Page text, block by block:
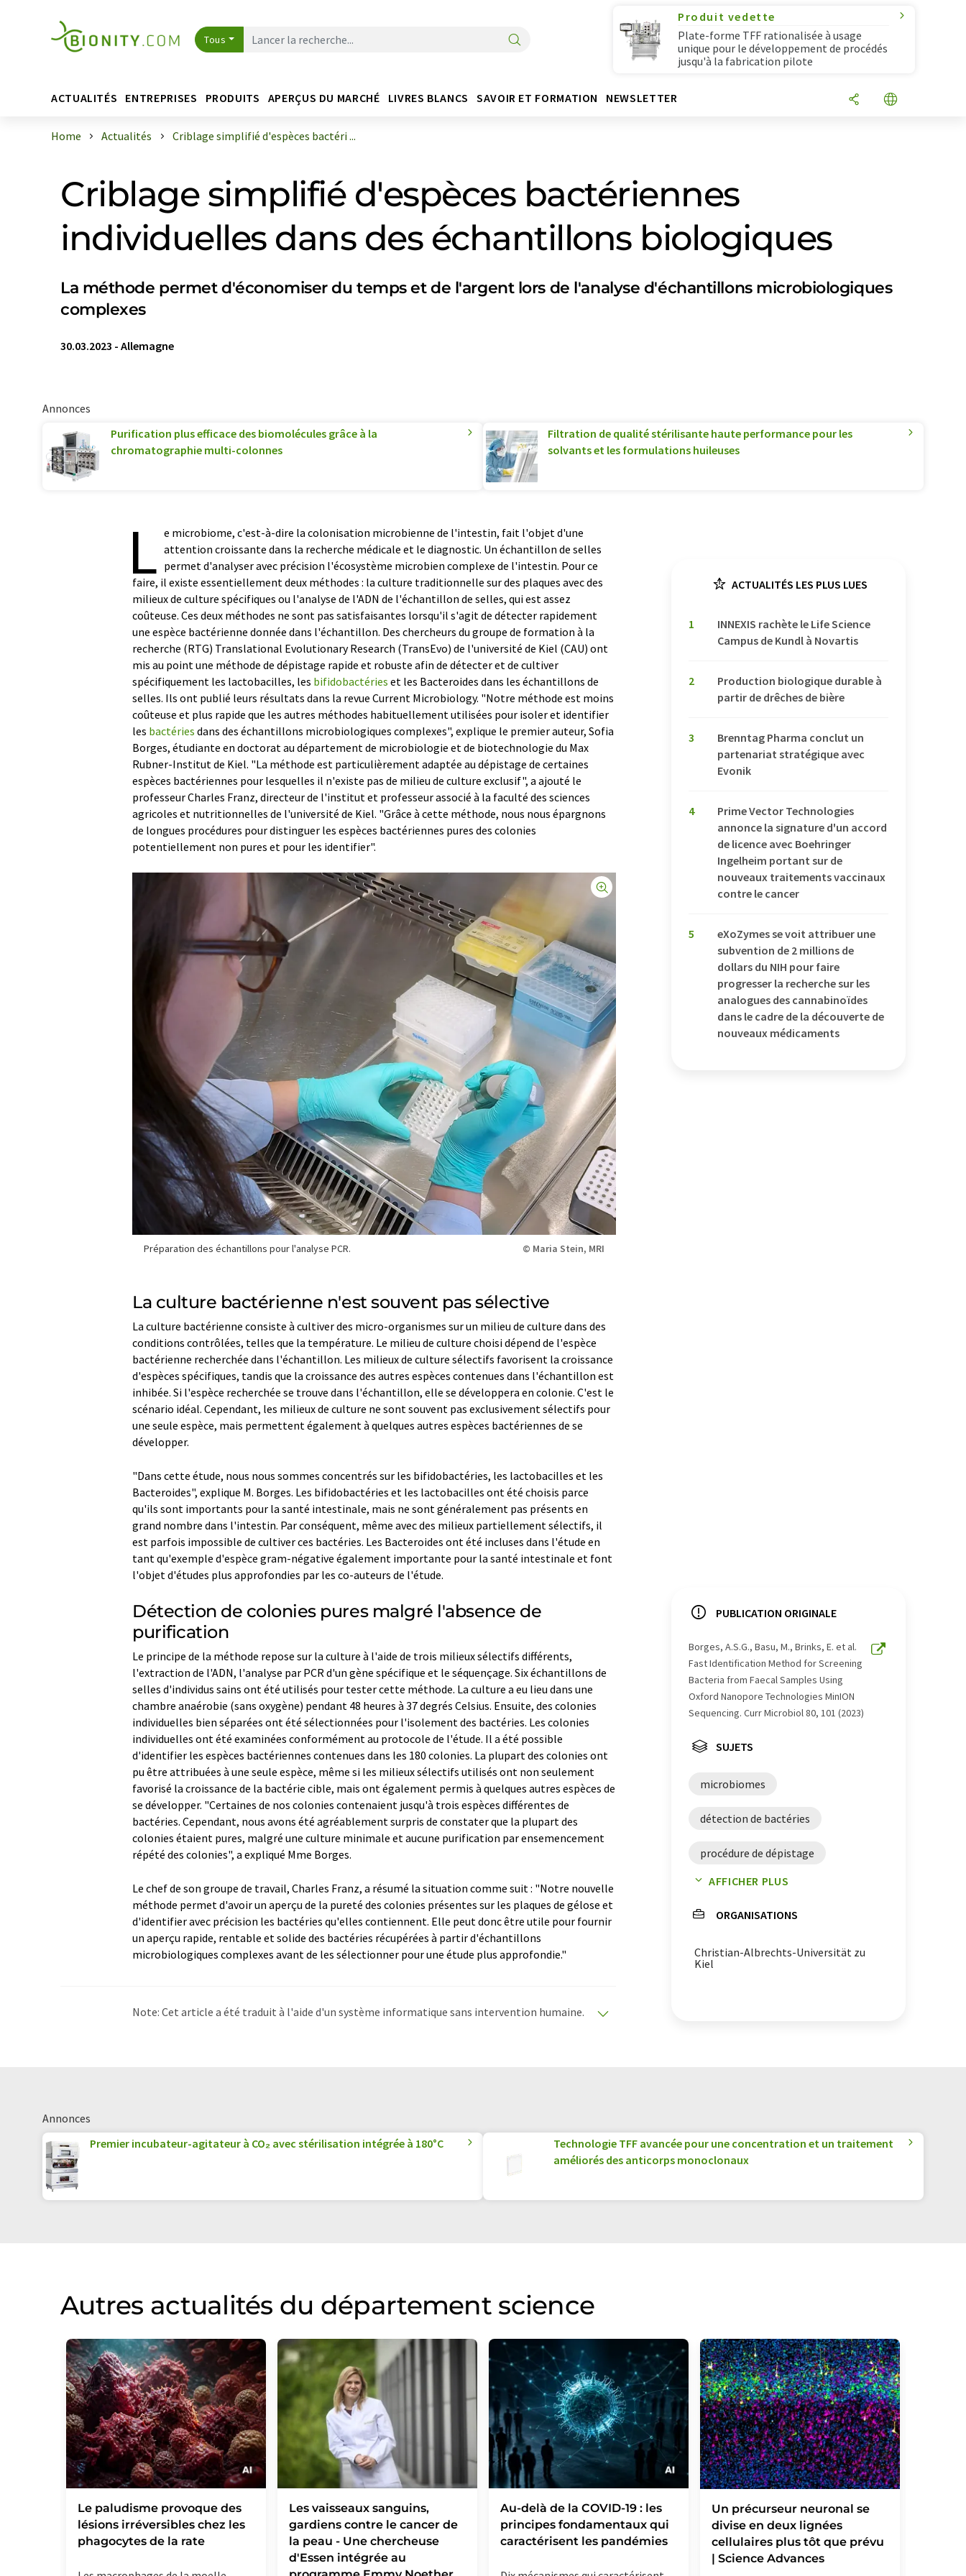
Tous
Produit vedette
Plate-forme TFF rationalisée à usage
unique pour le développement de procédés
jusqu'à la fabrication pilote
ACTUALITÉS ENTREPRISES PRODUITS APERÇUS DU MARCHÉ LIVRES BLANCS SAVOIR ET FORMATION NEWSLETTER
Home Actualités Criblage simplifié d'espèces bactéri ...
Criblage simplifié d'espèces bactériennes
individuelles dans des échantillons biologiques
La méthode permet d'économiser du temps et de l'argent lors de l'analyse d'échantillons microbiologiques
complexes
30.03.2023 - Allemagne
Annonces
Purification plus efficace des biomolécules grâce à la
chromatographie multi-colonnes
Filtration de qualité stérilisante haute performance pour les
solvants et les formulations huileuses
L e microbiome, c'est-à-dire la colonisation microbienne de l'intestin, fait l'objet d'une
attention croissante dans la recherche médicale et le diagnostic. Un échantillon de selles
permet d'analyser avec précision l'écosystème microbien complexe de l'intestin. Pour ce
faire, il existe essentiellement deux méthodes : la culture traditionnelle sur des plaques avec des
milieux de culture spécifiques ou l'analyse de l'ADN de l'échantillon de selles, qui est assez
coûteuse. Ces deux méthodes ne sont pas satisfaisantes lorsqu'il s'agit de détecter rapidement
une espèce bactérienne donnée dans l'échantillon. Des chercheurs du groupe de formation à la
recherche (RTG) Translational Evolutionary Research (TransEvo) de l'université de Kiel (CAU) ont
mis au point une méthode de dépistage rapide et robuste afin de détecter et de cultiver
spécifiquement les lactobacilles, les bifidobactéries et les Bacteroides dans les échantillons de
selles. Ils ont publié leurs résultats dans la revue Current Microbiology. "Notre méthode est moins
coûteuse et plus rapide que les autres méthodes habituellement utilisées pour isoler et identifier
les bactéries dans des échantillons microbiologiques complexes", explique le premier auteur, Sofia
Borges, étudiante en doctorat au département de microbiologie et de biotechnologie du Max
Rubner-Institut de Kiel. "La méthode est particulièrement adaptée au dépistage de certaines
espèces bactériennes pour lesquelles il n'existe pas de milieu de culture exclusif", a ajouté le
professeur Charles Franz, directeur de l'institut et professeur associé à la faculté des sciences
agricoles et nutritionnelles de l'université de Kiel. "Grâce à cette méthode, nous nous épargnons
de longues procédures pour distinguer les espèces bactériennes pures des colonies
potentiellement non pures et pour les identifier".
Préparation des échantillons pour l'analyse PCR. © Maria Stein, MRI
La culture bactérienne n'est souvent pas sélective
La culture bactérienne consiste à cultiver des micro-organismes sur un milieu de culture dans des
conditions contrôlées, telles que la température. Le milieu de culture choisi dépend de l'espèce
bactérienne recherchée dans l'échantillon. Les milieux de culture sélectifs favorisent la croissance
d'espèces spécifiques, tandis que la croissance des autres espèces contenues dans l'échantillon est
inhibée. Si l'espèce recherchée se trouve dans l'échantillon, elle se développera en colonie. C'est le
scénario idéal. Cependant, les milieux de culture ne sont souvent pas exclusivement sélectifs pour
une seule espèce, mais permettent également à quelques autres espèces bactériennes de se
développer.
"Dans cette étude, nous nous sommes concentrés sur les bifidobactéries, les lactobacilles et les
Bacteroides", explique M. Borges. Les bifidobactéries et les lactobacilles ont été choisis parce
qu'ils sont importants pour la santé intestinale, mais ne sont généralement pas présents en
grand nombre dans l'intestin. Par conséquent, même avec des milieux partiellement sélectifs, il
est parfois impossible de cultiver ces bactéries. Les Bacteroides ont été incluses dans l'étude en
tant qu'exemple d'espèce gram-négative également importante pour la santé intestinale et font
l'objet d'études plus approfondies par les co-auteurs de l'étude.
Détection de colonies pures malgré l'absence de
purification
Le principe de la méthode repose sur la culture à l'aide de trois milieux sélectifs différents,
l'extraction de l'ADN, l'analyse par PCR d'un gène spécifique et le séquençage. Six échantillons de
selles d'individus sains ont été utilisés pour tester cette méthode. La culture a eu lieu dans une
chambre anaérobie (sans oxygène) pendant 48 heures à 37 degrés Celsius. Ensuite, des colonies
individuelles bien séparées ont été sélectionnées pour l'isolement des bactéries. Les colonies
individuelles ont été examinées conformément au protocole de l'étude. Il a été possible
d'identifier les espèces bactériennes contenues dans les 180 colonies. La plupart des colonies ont
pu être attribuées à une seule espèce, même si les milieux sélectifs utilisés ont non seulement
favorisé la croissance de la bactérie cible, mais ont également permis à quelques autres espèces de
se développer. "Certaines de nos colonies contenaient jusqu'à trois espèces différentes de
bactéries. Cependant, nous avons été agréablement surpris de constater que la plupart des
colonies étaient pures, malgré une culture minimale et aucune purification par ensemencement
répété des colonies", a expliqué Mme Borges.
Le chef de son groupe de travail, Charles Franz, a résumé la situation comme suit : "Notre nouvelle
méthode permet d'avoir un aperçu de la pureté des colonies présentes sur les plaques de gélose et
d'identifier avec précision les bactéries qu'elles contiennent. Elle peut donc être utile pour fournir
un aperçu rapide, rentable et solide des bactéries récupérées à partir d'échantillons
microbiologiques complexes avant de les sélectionner pour une étude plus approfondie."
Note: Cet article a été traduit à l'aide d'un système informatique sans intervention humaine.
ACTUALITÉS LES PLUS LUES
1
INNEXIS rachète le Life Science
Campus de Kundl à Novartis
2
Production biologique durable à
partir de drêches de bière
3
Brenntag Pharma conclut un
partenariat stratégique avec
Evonik
4
Prime Vector Technologies
annonce la signature d'un accord
de licence avec Boehringer
Ingelheim portant sur de
nouveaux traitements vaccinaux
contre le cancer
5
eXoZymes se voit attribuer une
subvention de 2 millions de
dollars du NIH pour faire
progresser la recherche sur les
analogues des cannabinoïdes
dans le cadre de la découverte de
nouveaux médicaments
PUBLICATION ORIGINALE
Borges, A.S.G., Basu, M., Brinks, E. et al.
Fast Identification Method for Screening
Bacteria from Faecal Samples Using
Oxford Nanopore Technologies MinION
Sequencing. Curr Microbiol 80, 101 (2023)
SUJETS
microbiomes
détection de bactéries
procédure de dépistage
bactéries bifidobactéries
Lactobacillus
extraction d'ADN PCR
AFFICHER PLUS
ORGANISATIONS
Christian-Albrechts-Universität zu
Kiel
Annonces
Premier incubateur-agitateur à CO₂ avec stérilisation intégrée à 180°C
Technologie TFF avancée pour une concentration et un traitement
améliorés des anticorps monoclonaux
Autres actualités du département science
Le paludisme provoque des
lésions irréversibles chez les
phagocytes de la rate
Les vaisseaux sanguins,
gardiens contre le cancer de
la peau - Une chercheuse
d'Essen intégrée au
Au-delà de la COVID-19 : les
principes fondamentaux qui
caractérisent les pandémies
Un précurseur neuronal se
divise en deux lignées
cellulaires plus tôt que prévu
| Science Advances